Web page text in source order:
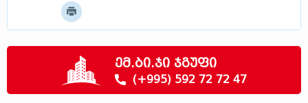
მცხეთა - მთიანეთი
სამცხე - ჯავახეთი
ლეჩხუმი
ემ.ბი.ჯი ჯგუფი
(+995) 592 72 72 47